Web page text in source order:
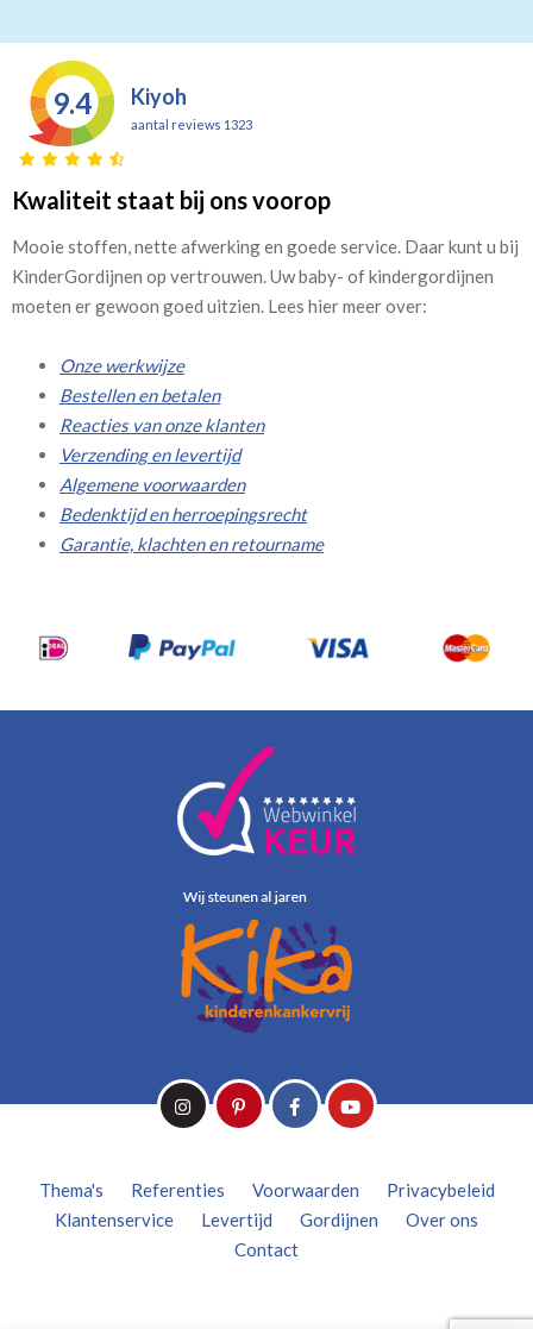
9.4 Kiyoh
aantal reviews 1323
Kwaliteit staat bij ons voorop
Mooie stoffen, nette afwerking en goede service. Daar kunt u bij
KinderGordijnen op vertrouwen. Uw baby- of kindergordijnen
moeten er gewoon goed uitzien. Lees hier meer over:
Onze werkwijze
Bestellen en betalen
Reacties van onze klanten
Verzending en levertijd
Algemene voorwaarden
Bedenktijd en herroepingsrecht
Garantie, klachten en retourname
Thema's Referenties Voorwaarden
Privacybeleid
Klantenservice
Levertijd Gordijnen
Over ons
Contact